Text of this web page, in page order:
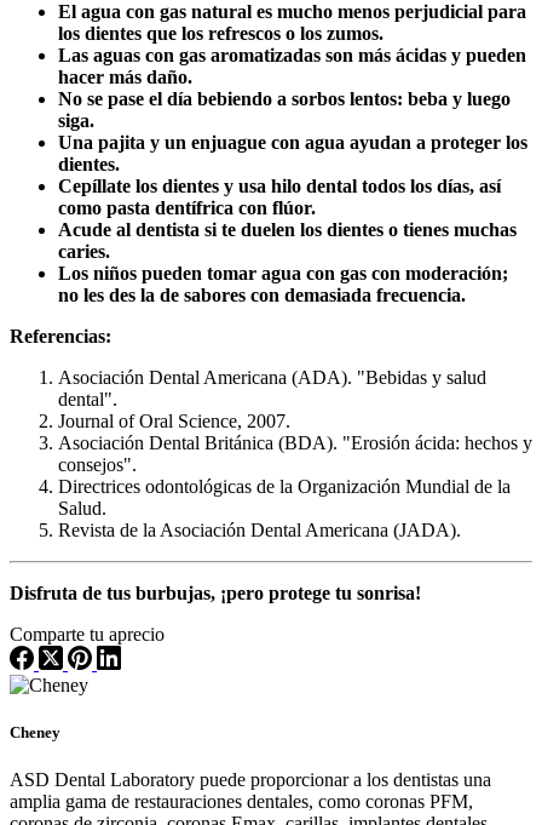
El agua con gas natural es mucho menos perjudicial para
los dientes que los refrescos o los zumos.
Las aguas con gas aromatizadas son más ácidas y pueden
hacer más daño.
No se pase el día bebiendo a sorbos lentos: beba y luego
siga.
Una pajita y un enjuague con agua ayudan a proteger los
dientes.
Cepíllate los dientes y usa hilo dental todos los días, así
como pasta dentífrica con flúor.
Acude al dentista si te duelen los dientes o tienes muchas
caries.
Los niños pueden tomar agua con gas con moderación;
no les des la de sabores con demasiada frecuencia.
Referencias:
Asociación Dental Americana (ADA). "Bebidas y salud
dental".
Journal of Oral Science, 2007.
Asociación Dental Británica (BDA). "Erosión ácida: hechos y
consejos".
Directrices odontológicas de la Organización Mundial de la
Salud.
Revista de la Asociación Dental Americana (JADA).
Disfruta de tus burbujas, ¡pero protege tu sonrisa!
Comparte tu aprecio
Cheney
ASD Dental Laboratory puede proporcionar a los dentistas una
amplia gama de restauraciones dentales, como coronas PFM,